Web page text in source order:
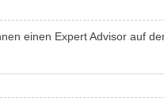
einen Expert Advisor auf